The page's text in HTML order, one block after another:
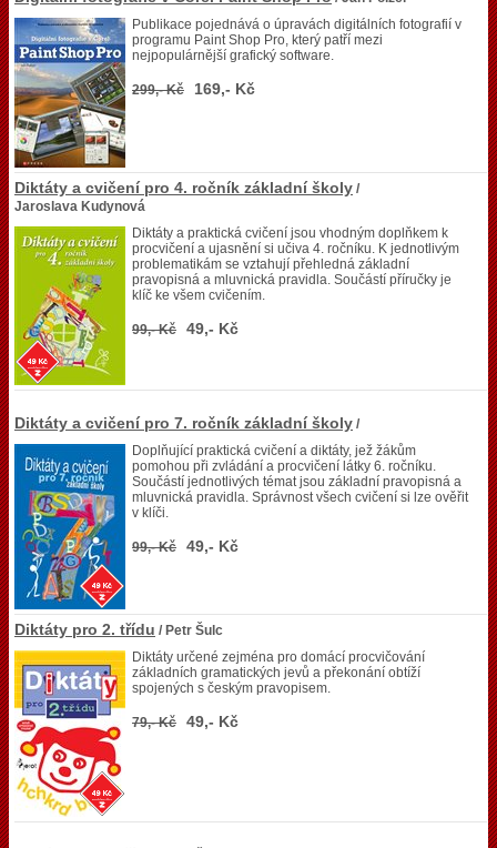
Publikace pojednává o úpravách digitálních fotografií v
programu Paint Shop Pro, který patří mezi
nejpopulárnější grafický software.
299,- Kč 169,- Kč
Diktáty a cvičení pro 4. ročník základní školy /
Jaroslava Kudynová
Diktáty a praktická cvičení jsou vhodným doplňkem k
procvičení a ujasnění si učiva 4. ročníku. K jednotlivým
problematikám se vztahují přehledná základní
pravopisná a mluvnická pravidla. Součástí příručky je
klíč ke všem cvičením.
99,- Kč 49,- Kč
Diktáty a cvičení pro 7. ročník základní školy /
Doplňující praktická cvičení a diktáty, jež žákům
pomohou při zvládání a procvičení látky 6. ročníku.
Součástí jednotlivých témat jsou základní pravopisná a
mluvnická pravidla. Správnost všech cvičení si lze ověřit
v klíči.
99,- Kč 49,- Kč
Diktáty pro 2. třídu / Petr Šulc
Diktáty určené zejména pro domácí procvičování
základních gramatických jevů a překonání obtíží
spojených s českým pravopisem.
79,- Kč 49,- Kč